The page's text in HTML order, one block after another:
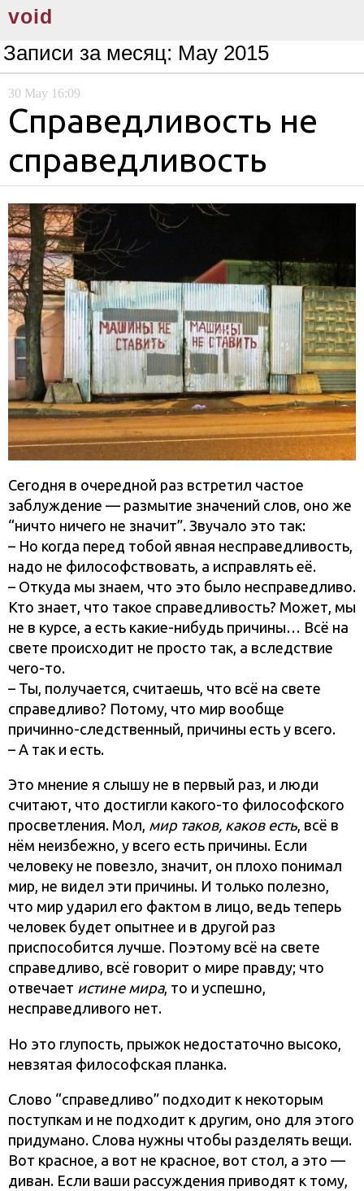
void
Записи за месяц: May 2015
30 May 16:09
Справедливость не
справедливость
Сегодня в очередной раз встретил частое
заблуждение — размытие значений слов, оно же
“ничто ничего не значит”. Звучало это так:
– Но когда перед тобой явная несправедливость,
надо не философствовать, а исправлять её.
– Откуда мы знаем, что это было несправедливо.
Кто знает, что такое справедливость? Может, мы
не в курсе, а есть какие-нибудь причины… Всё на
свете происходит не просто так, а вследствие
чего-то.
– Ты, получается, считаешь, что всё на свете
справедливо? Потому, что мир вообще
причинно-следственный, причины есть у всего.
– А так и есть.
Это мнение я слышу не в первый раз, и люди
считают, что достигли какого-то философского
просветления. Мол, мир таков, каков есть, всё в
нём неизбежно, у всего есть причины. Если
человеку не повезло, значит, он плохо понимал
мир, не видел эти причины. И только полезно,
что мир ударил его фактом в лицо, ведь теперь
человек будет опытнее и в другой раз
приспособится лучше. Поэтому всё на свете
справедливо, всё говорит о мире правду; что
отвечает истине мира, то и успешно,
несправедливого нет.
Но это глупость, прыжок недостаточно высоко,
невзятая философская планка.
Слово “справедливо” подходит к некоторым
поступкам и не подходит к другим, оно для этого
придумано. Слова нужны чтобы разделять вещи.
Вот красное, а вот не красное, вот стол, а это —
диван. Если ваши рассуждения приводят к тому,